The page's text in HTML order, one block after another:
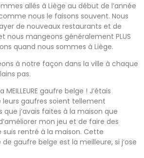
allés à Liège au début de l’année
nous le faisons souvent. Nous
de nouveaux restaurants et de
nous mangeons généralement PLUS
quand nous sommes à Liège.
à notre façon dans la ville à chaque
pas.
gaufre belge ! J’étais
gaufres soient tellement
que j’avais faites à la maison que
mon jeu et de faire des
rentré à la maison. Cette
gaufre belge est la meilleure, si j’ose